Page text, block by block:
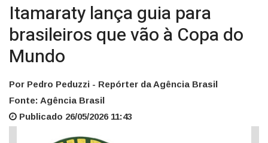
Itamaraty lança guia para
brasileiros que vão à Copa do
Mundo
Por Pedro Peduzzi - Repórter da Agência Brasil
Fonte: Agência Brasil
Publicado 26/05/2026 11:43